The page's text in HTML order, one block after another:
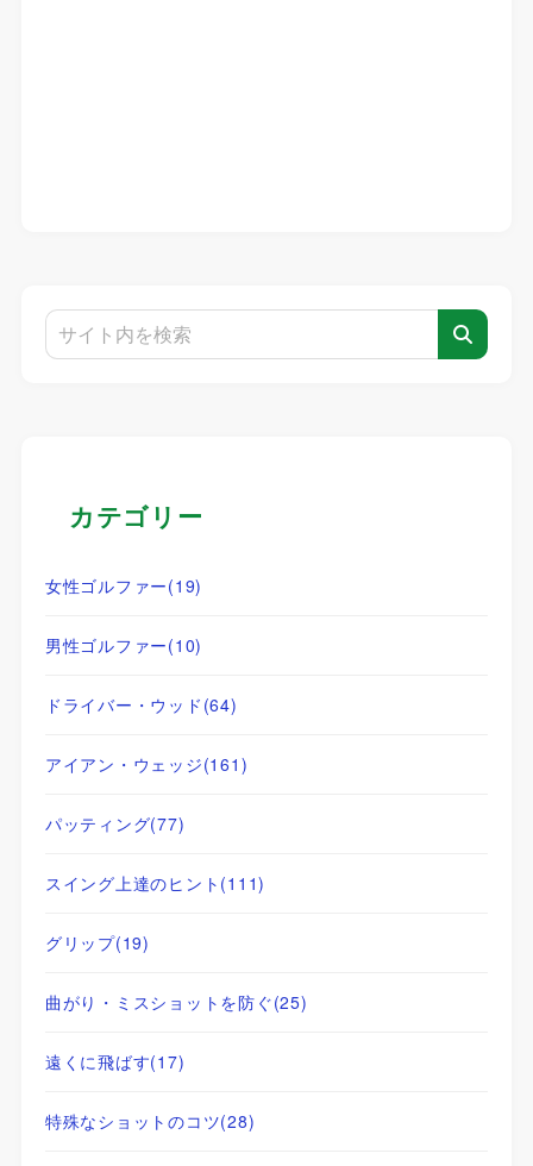
カテゴリー
女性ゴルファー(19)
男性ゴルファー(10)
ドライバー・ウッド (64)
アイアン・ウェッジ(161)
パッティング(77)
スイング上達のヒント (111)
グリップ(19)
曲がり・ミスショットを防ぐ(25)
遠くに飛ばす(17)
特殊なショットのコツ(28)